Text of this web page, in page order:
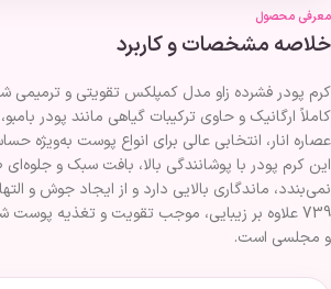
معرفی محصول
خلاصه مشخصات و کاربرد
کاملاً ارگانیک و حاوی ترکیبات گیاهی مانند پودر
عصاره انار، انتخابی عالی برای انواع پوست به‌ویژه
این کرم پودر با پوشانندگی بالا، بافت سبک و
نمی‌بندد، ماندگاری بالایی دارد و از ایجاد جوش و
739 علاوه بر زیبایی، موجب تقویت و تغذیه پوست
و مجلسی است.